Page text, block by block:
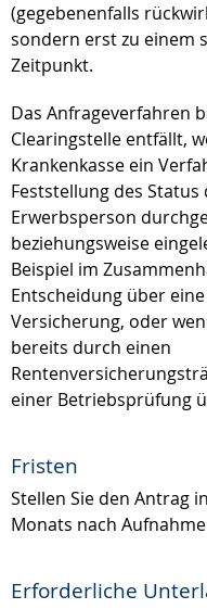
(gegebenenfalls
sondern erst zu einem
Zeitpunkt.
Das Anfrageverfahren
Clearingstelle entfällt,
Krankenkasse ein
Feststellung des Status
Erwerbsperson
beziehungsweise
Beispiel im
Entscheidung über
Versicherung, oder
bereits durch einen
einer Betriebsprüfung
Fristen
Stellen Sie den Antrag
Monats nach
Erforderliche